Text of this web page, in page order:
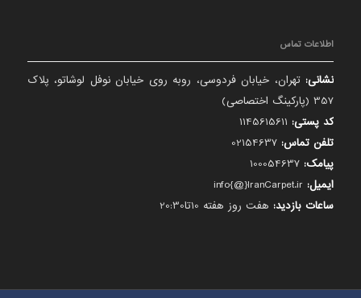
اطلاعات تماس
نشانی: تهران، خیابان فردوسی، روبه روی خیابان نوفل لوشاتو، پلاک
357 (پارکینگ اختصاصی)
کد پستی:
تلفن تماس:
پیامک:
ایمیل:
ساعات بازدید: هفت روز هفته 10تا20:30